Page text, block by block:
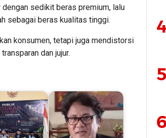
sedikit beras premium, lalu
sebagai beras kualitas tinggi.
konsumen, tetapi juga mendistorsi
dan jujur.
4
5
6